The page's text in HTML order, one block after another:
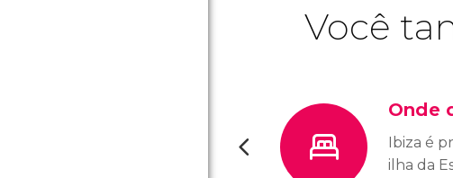
Você
Onde
Ibiza é
ilha da